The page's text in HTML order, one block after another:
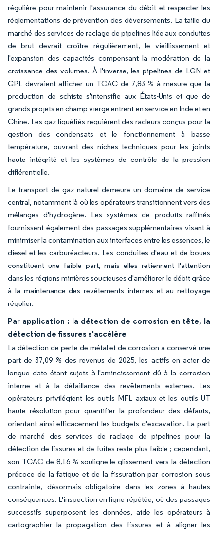
régulière pour maintenir l'assurance du débit et respecter les
réglementations de prévention des déversements. La taille du
marché des services de raclage de pipelines liée aux conduites
de brut devrait croître régulièrement, le vieillissement et
l'expansion des capacités compensant la modération de la
croissance des volumes. À l'inverse, les pipelines de LGN et
GPL devraient afficher un TCAC de 7,83 % à mesure que la
production de schiste s'intensifie aux États-Unis et que de
grands projets en champ vierge entrent en service en Inde et en
Chine. Les gaz liquéfiés requièrent des racleurs conçus pour la
gestion des condensats et le fonctionnement à basse
température, ouvrant des niches techniques pour les joints
haute intégrité et les systèmes de contrôle de la pression
différentielle.
Le transport de gaz naturel demeure un domaine de service
central, notamment là où les opérateurs transitionnent vers des
mélanges d'hydrogène. Les systèmes de produits raffinés
fournissent également des passages supplémentaires visant à
minimiser la contamination aux interfaces entre les essences, le
diesel et les carburéacteurs. Les conduites d'eau et de boues
constituent une faible part, mais elles retiennent l'attention
dans les régions minières soucieuses d'améliorer le débit grâce
à la maintenance des revêtements internes et au nettoyage
régulier.
Par application : la détection de corrosion en tête, la
détection de fissures s'accélère
La détection de perte de métal et de corrosion a conservé une
part de 37,09 % des revenus de 2025, les actifs en acier de
longue date étant sujets à l'amincissement dû à la corrosion
interne et à la défaillance des revêtements externes. Les
opérateurs privilégient les outils MFL axiaux et les outils UT
haute résolution pour quantifier la profondeur des défauts,
orientant ainsi efficacement les budgets d'excavation. La part
de marché des services de raclage de pipelines pour la
détection de fissures et de fuites reste plus faible ; cependant,
son TCAC de 8,16 % souligne le glissement vers la détection
précoce de la fatigue et de la fissuration par corrosion sous
contrainte, désormais obligatoire dans les zones à hautes
conséquences. L'inspection en ligne répétée, où des passages
successifs superposent les données, aide les opérateurs à
cartographier la propagation des fissures et à aligner les